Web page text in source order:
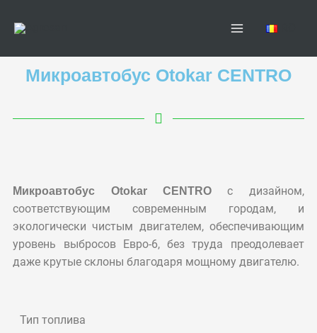
Микроавтобус Otokar CENTRO
Микроавтобус Otokar CENTRO с дизайном,
соответствующим современным городам, и
экологически чистым двигателем, обеспечивающим
уровень выбросов Евро-6, без труда преодолевает
даже крутые склоны благодаря мощному двигателю.
Тип топлива